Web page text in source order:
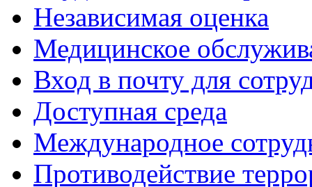
Независимая оценка
Медицинское
Вход в почту для
Доступная среда
Международное
Противодействие